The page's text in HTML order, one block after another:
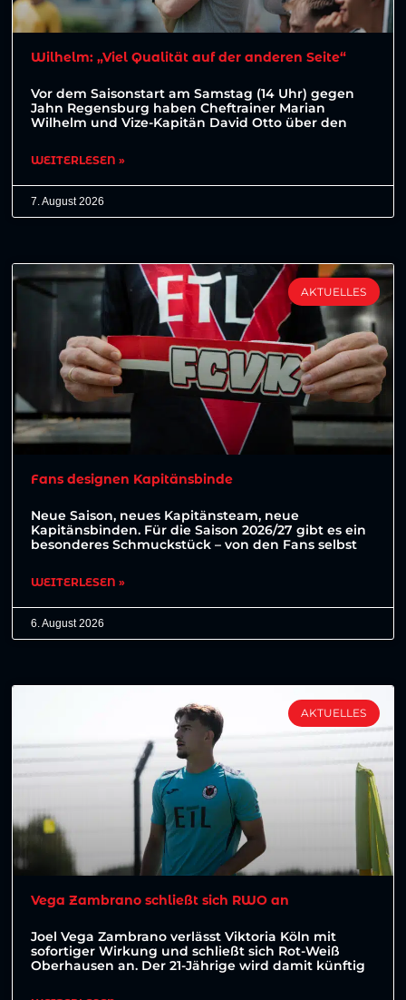
Wilhelm: „Viel Qualität auf der anderen Seite“
Vor dem Saisonstart am Samstag (14 Uhr) gegen
Jahn Regensburg haben Cheftrainer Marian
Wilhelm und Vize-Kapitän David Otto über den
WEITERLESEN »
7. August 2026
AKTUELLES
Fans designen Kapitänsbinde
Neue Saison, neues Kapitänsteam, neue
Kapitänsbinden. Für die Saison 2026/27 gibt es ein
besonderes Schmuckstück – von den Fans selbst
WEITERLESEN »
6. August 2026
AKTUELLES
Vega Zambrano schließt sich RWO an
Joel Vega Zambrano verlässt Viktoria Köln mit
sofortiger Wirkung und schließt sich Rot-Weiß
Oberhausen an. Der 21-Jährige wird damit künftig